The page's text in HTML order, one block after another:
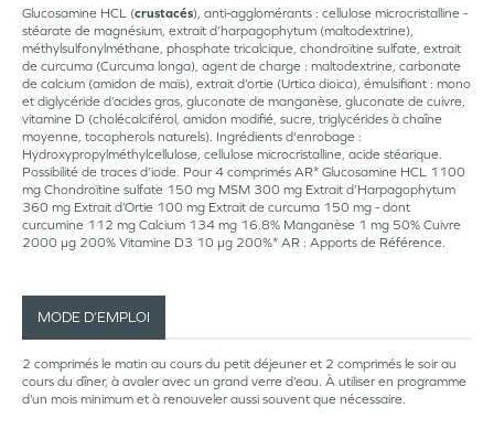
Glucosamine HCL (crustacés), anti-agglomérants : cellulose microcristalline -
stéarate de magnésium, extrait d’harpagophytum (maltodextrine),
méthylsulfonylméthane, phosphate tricalcique, chondroïtine sulfate, extrait
de curcuma (Curcuma longa), agent de charge : maltodextrine, carbonate
de calcium (amidon de maïs), extrait d’ortie (Urtica dioica), émulsifiant : mono
et diglycéride d’acides gras, gluconate de manganèse, gluconate de cuivre,
vitamine D (cholécalciférol, amidon modifié, sucre, triglycérides à chaîne
moyenne, tocopherols naturels). Ingrédients d'enrobage :
Hydroxypropylméthylcellulose, cellulose microcristalline, acide stéarique.
Possibilité de traces d’iode. Pour 4 comprimés AR* Glucosamine HCL 1100
mg Chondroïtine sulfate 150 mg MSM 300 mg Extrait d’Harpagophytum
360 mg Extrait d’Ortie 100 mg Extrait de curcuma 150 mg - dont
curcumine 112 mg Calcium 134 mg 16.8% Manganèse 1 mg 50% Cuivre
2000 µg 200% Vitamine D3 10 µg 200%* AR : Apports de Référence.
MODE D’EMPLOI
2 comprimés le matin au cours du petit déjeuner et 2 comprimés le soir au
cours du dîner, à avaler avec un grand verre d’eau. À utiliser en programme
d’un mois minimum et à renouveler aussi souvent que nécessaire.